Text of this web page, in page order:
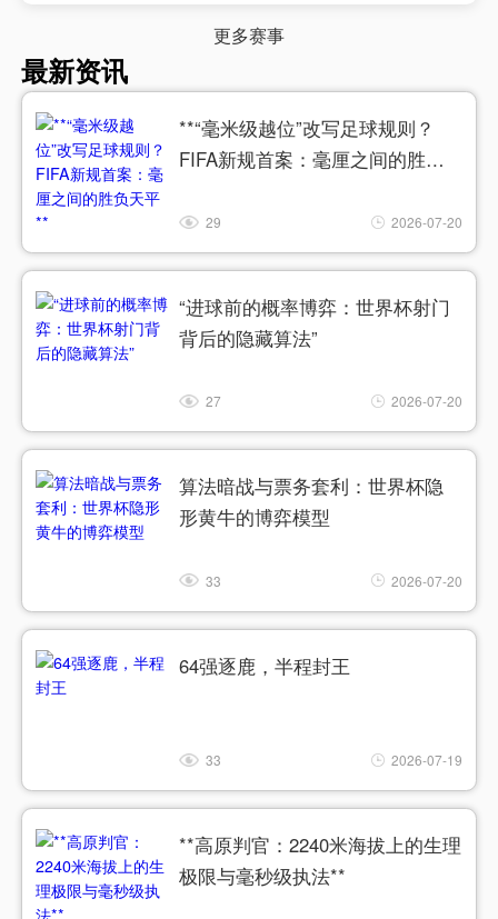
更多赛事
最新资讯
**“毫米级越位”改写足球规则？
FIFA新规首案：毫厘之间的胜负
29 2026-07-20
“进球前的概率博弈：世界杯射门
背后的隐藏算法”
27 2026-07-20
算法暗战与票务套利：世界杯隐
形黄牛的博弈模型
33 2026-07-20
64强逐鹿，半程封王
33 2026-07-19
**高原判官：2240米海拔上的生理
极限与毫秒级执法**